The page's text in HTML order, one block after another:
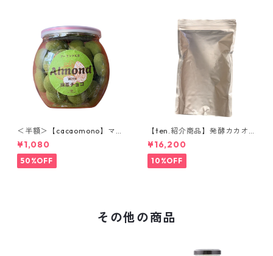
＜半額＞【cacaomono】マル
コナホワイトチョコレート
（抹茶）
¥1,080
50%OFF
【ten.紹介商品】発酵カカオ
ニブ(ホール) 1kg ウガンダ産
低温仕込み発酵カカオ豆 ロー
カカオ豆 CACAOMONO
¥16,200
10%OFF
その他の商品